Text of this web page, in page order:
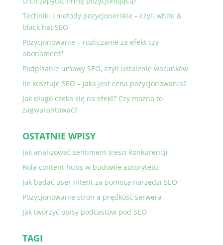
Techniki i metody pozycjonerskie – czyli white &
black hat SEO
Pozycjonowanie – rozliczanie za efekt czy
abonament?
Podpisanie umowy SEO, czyli ustalenie warunków
Ile kosztuje SEO – jaka jest cena pozycjonowania?
Jak długo czeka się na efekt? Czy można to
zagwarantować?
OSTATNIE WPISY
Jak analizować sentiment treści konkurencji
Rola content hubs w budowie autorytetu
Jak badać user intent za pomocą narzędzi SEO
Pozycjonowanie stron a prędkość serwera
Jak tworzyć opisy podcastów pod SEO
TAGI